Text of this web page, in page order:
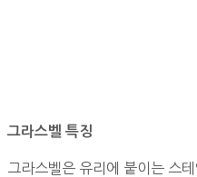
그라스벨 특징
그라스벨은 유리에 붙이는 스